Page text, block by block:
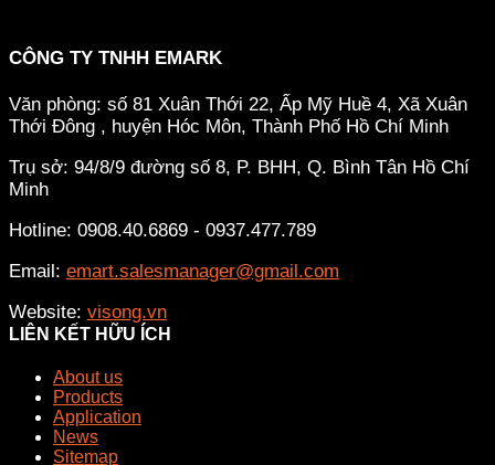
CÔNG TY TNHH EMARK
Văn phòng: số 81 Xuân Thới 22, Ấp Mỹ Huề 4, Xã Xuân
Thới Đông , huyện Hóc Môn, Thành Phố Hồ Chí Minh
Trụ sở: 94/8/9 đường số 8, P. BHH, Q. Bình Tân Hồ Chí
Minh
Hotline: 0908.40.6869 - 0937.477.789
Email: emart.salesmanager@gmail.com
Website: visong.vn
LIÊN KẾT HỮU ÍCH
About us
Products
Application
News
Sitemap